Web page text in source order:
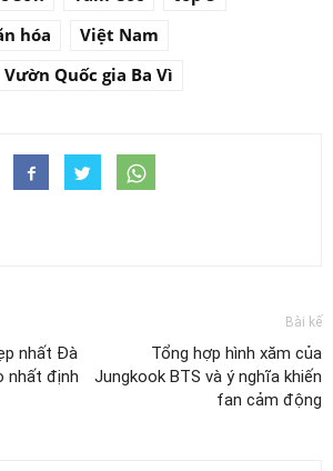
hóa
Việt Nam
Vườn Quốc gia Ba Vì
nhất Đà
nhất định
Bài kế
Tổng hợp hình xăm của
Jungkook BTS và ý nghĩa khiến
fan cảm động